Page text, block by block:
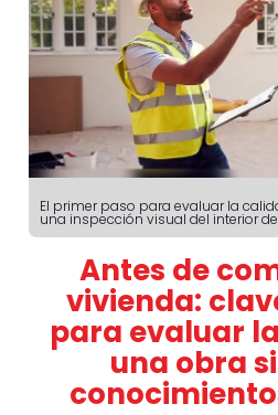
El primer paso para evaluar la
una inspección visual del interior
Antes de
vivienda:
para evaluar
una obra